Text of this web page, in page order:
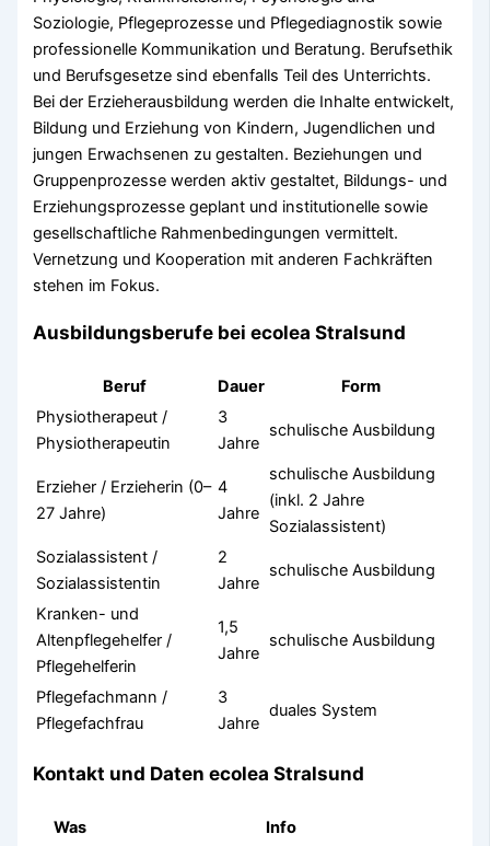
Soziologie, Pflegeprozesse und Pflegediagnostik sowie
professionelle Kommunikation und Beratung. Berufsethik
und Berufsgesetze sind ebenfalls Teil des Unterrichts.
Bei der Erzieherausbildung werden die Inhalte entwickelt,
Bildung und Erziehung von Kindern, Jugendlichen und
jungen Erwachsenen zu gestalten. Beziehungen und
Gruppenprozesse werden aktiv gestaltet, Bildungs- und
Erziehungsprozesse geplant und institutionelle sowie
gesellschaftliche Rahmenbedingungen vermittelt.
Vernetzung und Kooperation mit anderen Fachkräften
stehen im Fokus.
Ausbildungsberufe bei ecolea Stralsund
Beruf Dauer
Form
Physiotherapeut /
Physiotherapeutin
3
Jahre
schulische Ausbildung
Erzieher / Erzieherin (0–
27 Jahre)
4
Jahre
schulische Ausbildung
(inkl. 2 Jahre
Sozialassistent)
Sozialassistent /
Sozialassistentin
2
Jahre
schulische Ausbildung
Kranken- und
Altenpflegehelfer /
Pflegehelferin
1,5
Jahre
schulische Ausbildung
Pflegefachmann /
Pflegefachfrau
3
Jahre
duales System
Kontakt und Daten ecolea Stralsund
Was Info